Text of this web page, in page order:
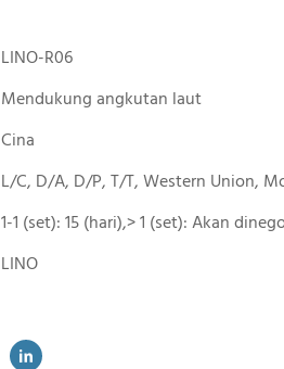
LINO-R06
Mendukung angkutan laut
Cina
L/C, D/A, D/P, T/T, Western Union,
1-1 (set): 15 (hari),> 1 (set): Akan
LINO